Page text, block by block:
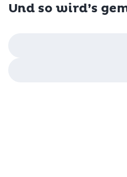
Und so wird’s